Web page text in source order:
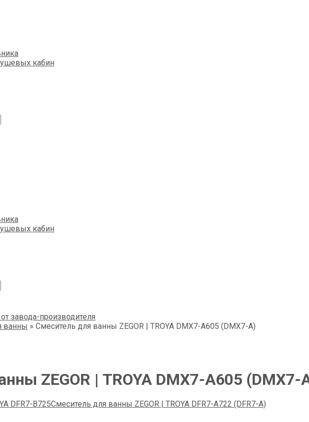
кабин
кабин
завода-производителя
ванны » Смеситель для ванны ZEGOR | TROYA DMX7-А605 (DMX7-A)
ZEGOR | TROYA DMX7-А605 (DMX7-
DFR7-B725Смеситель для ванны ZEGOR | TROYA DFR7-А722 (DFR7-A)